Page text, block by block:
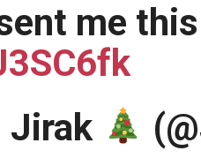
me
Jirak